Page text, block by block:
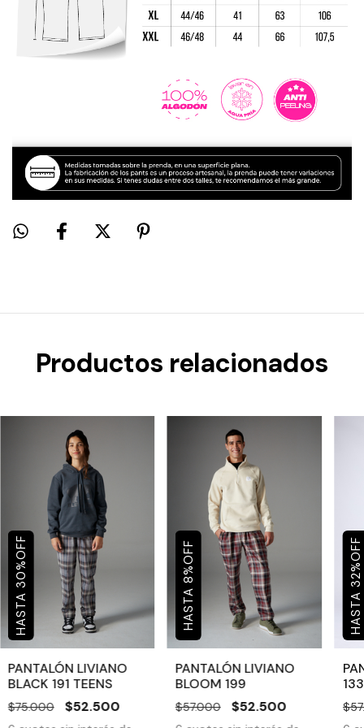
Productos relacionados
30
%
OFF
PANTALÓN LIVIANO
BLACK 191 TEENS
$75.000 $52.500
8
%
OFF
PANTALÓN LIVIANO
BLOOM 199
$57.000 $52.500
32
%
OFF
133